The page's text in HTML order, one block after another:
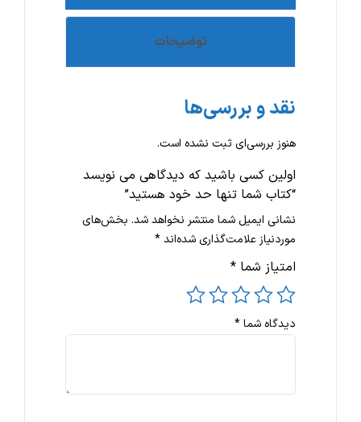
توضیحات
نقد و بررسی‌ها
هنوز بررسی‌ای ثبت نشده است.
اولین کسی باشید که دیدگاهی می نویسد
“کتاب شما تنها حد خود هستید”
نشانی ایمیل شما منتشر نخواهد شد. بخش‌های
موردنیاز علامت‌گذاری شده‌اند*
امتیاز شما *
دیدگاه شما*